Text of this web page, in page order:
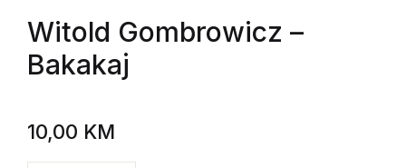
Witold Gombrowicz –
Bakakaj
10,00 KM